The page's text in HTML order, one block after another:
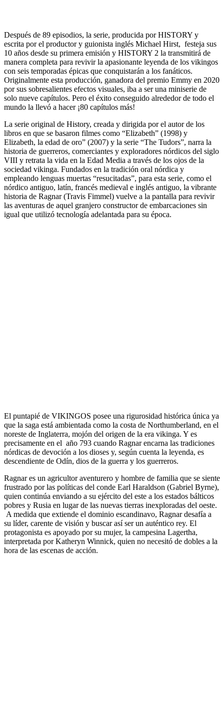
Después de 89 episodios, la serie, producida por HISTORY y
escrita por el productor y guionista inglés Michael Hirst, festeja sus
10 años desde su primera emisión y HISTORY 2 la transmitirá de
manera completa para revivir la apasionante leyenda de los vikingos
con seis temporadas épicas que conquistarán a los fanáticos.
Originalmente esta producción, ganadora del premio Emmy en 2020
por sus sobresalientes efectos visuales, iba a ser una miniserie de
solo nueve capítulos. Pero el éxito conseguido alrededor de todo el
mundo la llevó a hacer ¡80 capítulos más!
La serie original de History, creada y dirigida por el autor de los
libros en que se basaron filmes como “Elizabeth” (1998) y
Elizabeth, la edad de oro” (2007) y la serie “The Tudors”, narra la
historia de guerreros, comerciantes y exploradores nórdicos del siglo
VIII y retrata la vida en la Edad Media a través de los ojos de la
sociedad vikinga. Fundados en la tradición oral nórdica y
empleando lenguas muertas “resucitadas”, para esta serie, como el
nórdico antiguo, latín, francés medieval e inglés antiguo, la vibrante
historia de Ragnar (Travis Fimmel) vuelve a la pantalla para revivir
las aventuras de aquel granjero constructor de embarcaciones sin
igual que utilizó tecnología adelantada para su época.
El puntapié de VIKINGOS posee una rigurosidad histórica única ya
que la saga está ambientada como la costa de Northumberland, en el
noreste de Inglaterra, mojón del origen de la era vikinga. Y es
precisamente en el año 793 cuando Ragnar encarna las tradiciones
nórdicas de devoción a los dioses y, según cuenta la leyenda, es
descendiente de Odín, dios de la guerra y los guerreros.
Ragnar es un agricultor aventurero y hombre de familia que se siente
frustrado por las políticas del conde Earl Haraldson (Gabriel Byrne),
quien continúa enviando a su ejército del este a los estados bálticos
pobres y Rusia en lugar de las nuevas tierras inexploradas del oeste.
A medida que extiende el dominio escandinavo, Ragnar desafía a
su líder, carente de visión y buscar así ser un auténtico rey. El
protagonista es apoyado por su mujer, la campesina Lagertha,
interpretada por Katheryn Winnick, quien no necesitó de dobles a la
hora de las escenas de acción.